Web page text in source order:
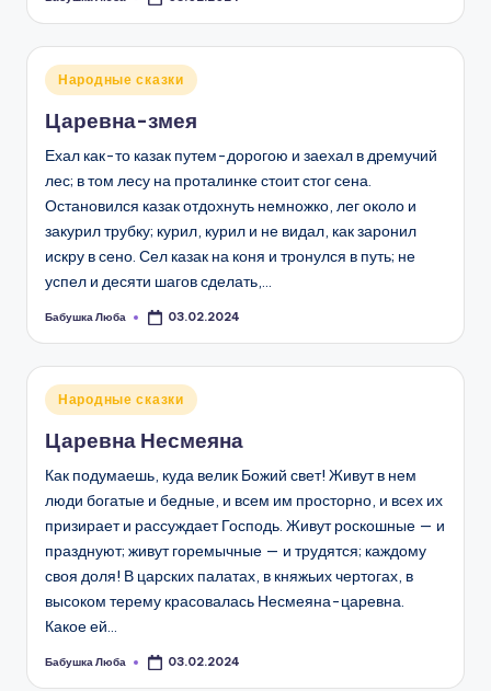
Опубликовано
Народные сказки
Царевна-змея
Ехал как-то казак путем-дорогою и заехал в дремучий
лес; в том лесу на проталинке стоит стог сена.
Остановился казак отдохнуть немножко, лег около и
закурил трубку; курил, курил и не видал, как заронил
искру в сено. Сел казак на коня и тронулся в путь; не
успел и десяти шагов сделать,…
Запись
Бабушка Люба 03.02.2024
Опубликовано
Народные сказки
Царевна Несмеяна
Как подумаешь, куда велик Божий свет! Живут в нем
люди богатые и бедные, и всем им просторно, и всех их
призирает и рассуждает Господь. Живут роскошные — и
празднуют; живут горемычные — и трудятся; каждому
своя доля! В царских палатах, в княжьих чертогах, в
высоком терему красовалась Несмеяна-царевна.
Какое ей…
Запись
Бабушка Люба 03.02.2024